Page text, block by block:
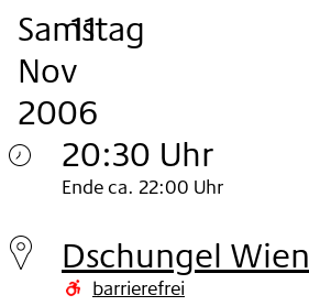
Samstag
, 11
.
Nov
2006
.
20:30 Uhr
Samstag
11.
Nov
Ende ca. 22:00 Uhr
Dschungel Wien
barrierefrei